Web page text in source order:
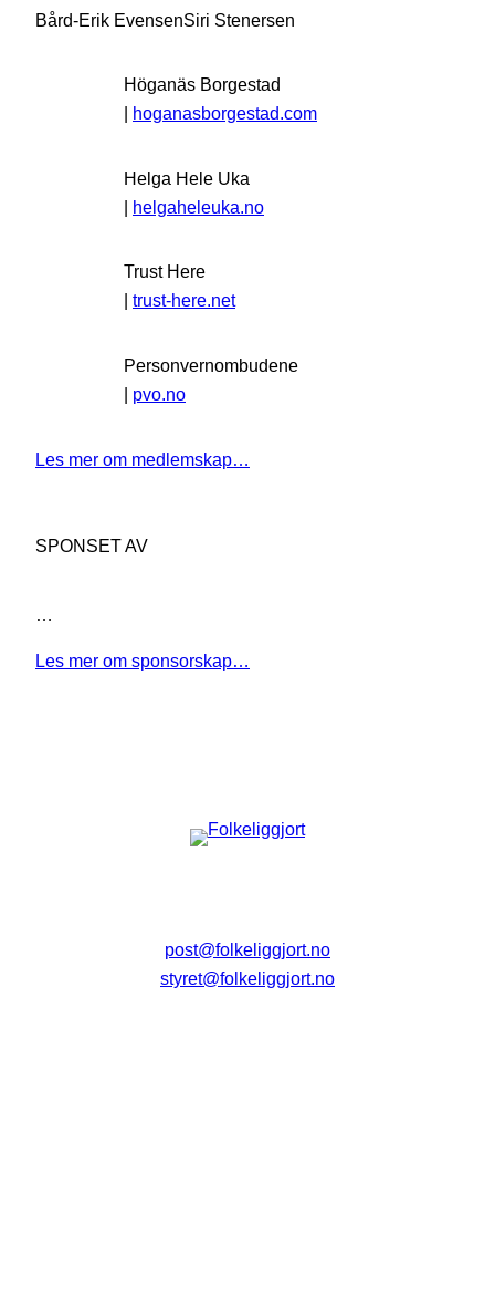
Bård-Erik EvensenSiri Stenersen
Höganäs Borgestad
| hoganasborgestad.com
Helga Hele Uka
| helgaheleuka.no
Trust Here
trust-here.net
Personvernombudene
| pvo.no
Les mer om medlemskap…
SPONSET AV
…
Les mer om sponsorskap…
post@folkeliggjort.no
styret@folkeliggjort.no